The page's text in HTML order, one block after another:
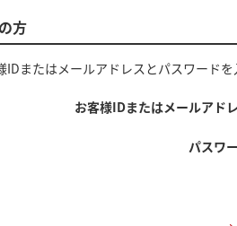
方
IDまたはメールアドレス とパスワード
お客様IDまたはメールアド
パスワ